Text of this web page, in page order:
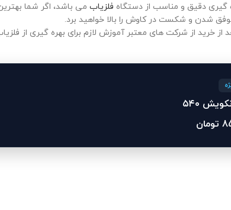
گیری دقیق و مناسب از دستگاه فلزیاب می باشد، اگر شما
شدن و شکست در کاوش را بالا خواهید برد.
خرید از شرکت های معتبر آموزش لازم برای بهره گیری از
۵۴۰
تومان